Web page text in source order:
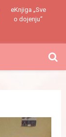
eKnjiga „Sve
o dojenju“